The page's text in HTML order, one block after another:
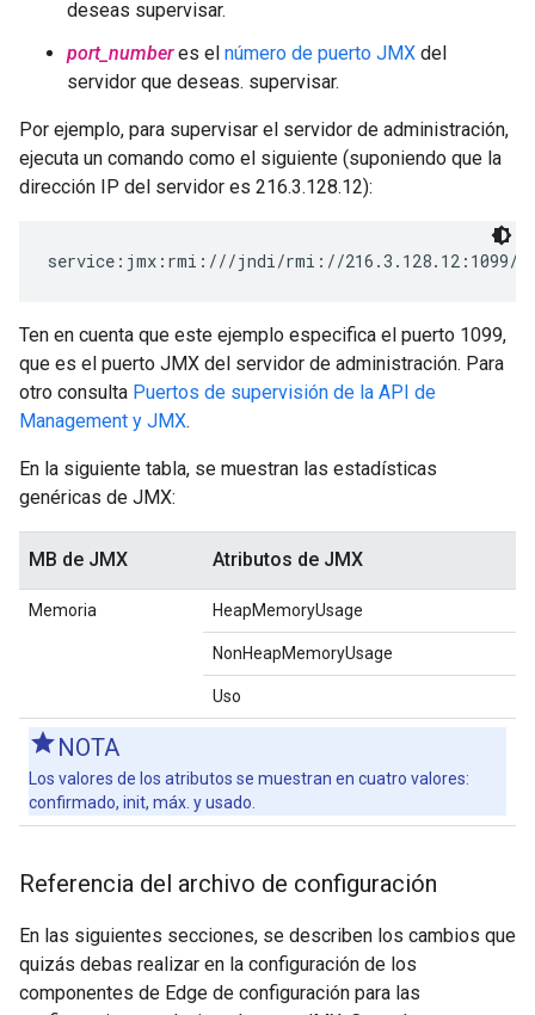
deseas supervisar.
port_numberes el número de puerto JMX del
servidor que deseas. supervisar.
Por ejemplo, para supervisar el servidor de administración,
ejecuta un comando como el siguiente (suponiendo que la
dirección IP del servidor es 216.3.128.12):
service:jmx:rmi:///jndi/rmi://216.3.128.12:1099/
Ten en cuenta que este ejemplo especifica el puerto 1099,
que es el puerto JMX del servidor de administración. Para
otro consulta Puertos de supervisión de la API de
Management y JMX.
En la siguiente tabla, se muestran las estadísticas
genéricas de JMX:
MB de JMX Atributos de JMX
Memoria HeapMemoryUsage
NonHeapMemoryUsage
Uso
NOTA
Los valores de los atributos se muestran en cuatro valores:
confirmado, init, máx. y usado.
Referencia del archivo de configuración
En las siguientes secciones, se describen los cambios que
quizás debas realizar en la configuración de los
componentes de Edge de configuración para las